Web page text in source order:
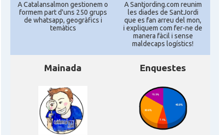
A Catalansalmon gestionem o
formem part d'uns 250 grups
de whatsapp, geogràfics i
temàtics
A Santjording.com reunim
les diades de SantJordi
que es fan arreu del mon,
i expliquem com fer-ne de
manera fàcil i sense
maldecaps logí­stics!
Mainada Enquestes